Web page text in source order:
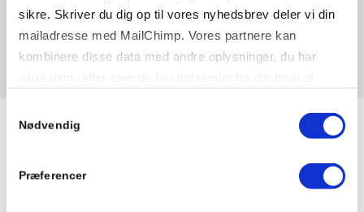
sikre. Skriver du dig op til vores nyhedsbrev deler vi din
mailadresse med MailChimp. Vores partnere kan
kombinere disse data med andre oplysninger, du har
Nødvendig
Præferencer
Empowerment Star